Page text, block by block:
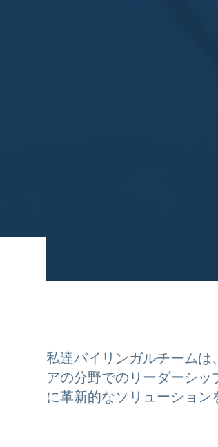
私達バイリンガルチームは
アの分野でのリーダーシ
に革新的なソリューション